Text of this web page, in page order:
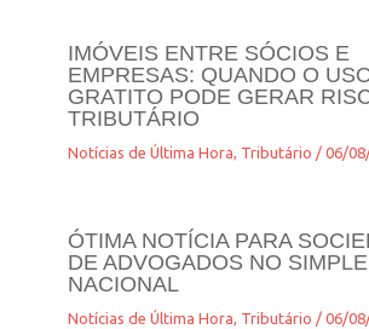
IMÓVEIS ENTRE SÓCIOS E
EMPRESAS: QUANDO O
GRATITO PODE GERAR
TRIBUTÁRIO
Notícias de Última Hora Tributário /06/
ÓTIMA NOTÍCIA PARA
DE ADVOGADOS NO
NACIONAL
Notícias de Última Hora, Tributário /06/